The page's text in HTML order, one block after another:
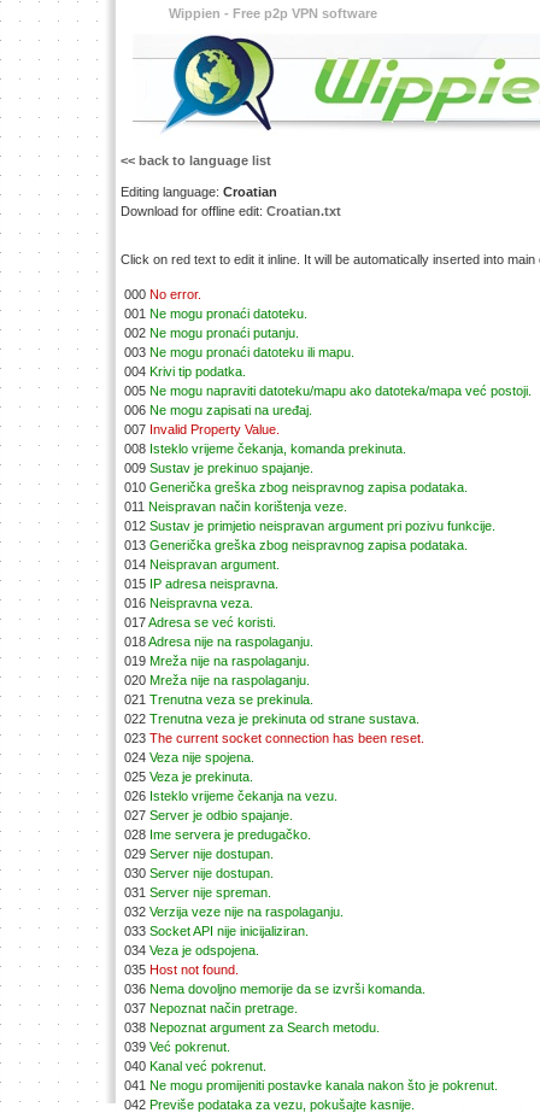
Wippien - Free p2p VPN software
<< back to language list
Editing language: Croatian
Download for offline edit: Croatian.txt
Click on red text to edit it inline. It will be automatically inserted into main
000 No error.
001 Ne mogu pronaći datoteku.
002 Ne mogu pronaći putanju.
003 Ne mogu pronaći datoteku ili mapu.
004 Krivi tip podatka.
005 Ne mogu napraviti datoteku/mapu ako datoteka/mapa već postoji.
006 Ne mogu zapisati na uređaj.
007 Invalid Property Value.
008 Isteklo vrijeme čekanja, komanda prekinuta.
009 Sustav je prekinuo spajanje.
010 Generička greška zbog neispravnog zapisa podataka.
011 Neispravan način korištenja veze.
012 Sustav je primjetio neispravan argument pri pozivu funkcije.
013 Generička greška zbog neispravnog zapisa podataka.
014 Neispravan argument.
015 IP adresa neispravna.
016 Neispravna veza.
017Adresa se već koristi.
018Adresa nije na raspolaganju.
019 Mreža nije na raspolaganju.
020 Mreža nije na raspolaganju.
021 Trenutna veza se prekinula.
022 Trenutna veza je prekinuta od strane sustava.
023 The current socket connection has been reset.
024 Veza nije spojena.
025 Veza je prekinuta.
026 Isteklo vrijeme čekanja na vezu.
027 Server je odbio spajanje.
028 Ime servera je predugačko.
029 Server nije dostupan.
030 Server nije dostupan.
031 Server nije spreman.
032 Verzija veze nije na raspolaganju.
033 Socket API nije inicijaliziran.
034 Veza je odspojena.
035 Host not found.
036 Nema dovoljno memorije da se izvrši komanda.
037 Nepoznat način pretrage.
038 Nepoznat argument za Search metodu.
039 Već pokrenut.
040 Kanal već pokrenut.
041 Ne mogu promijeniti postavke kanala nakon što je pokrenut.
042 Previše podataka za vezu, pokušajte kasnije.